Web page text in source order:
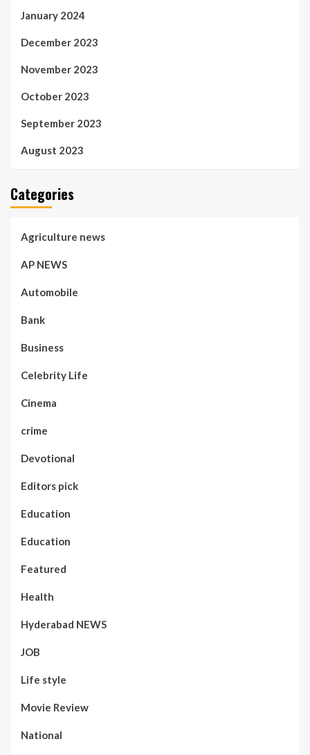
January 2024
December 2023
November 2023
October 2023
September 2023
August 2023
Categories
Agriculture news
AP NEWS
Automobile
Bank
Business
Celebrity Life
Cinema
crime
Devotional
Editors pick
Education
Education
Featured
Health
Hyderabad NEWS
JOB
Life style
Movie Review
National